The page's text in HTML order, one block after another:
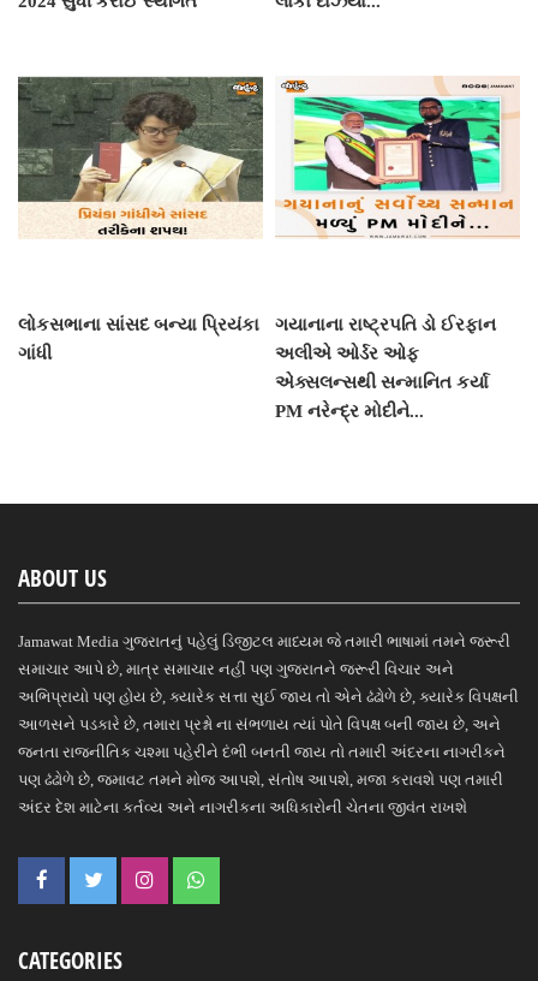
લોકસભાના સાંસદ બન્યા પ્રિયંકા
ગાંધી
ગયાનાના રાષ્ટ્રપતિ ડો ઈરફાન
અલીએ ઓર્ડર ઓફ
એક્સલન્સથી સન્માનિત કર્યા
PM નરેન્દ્ર મોદીને...
ABOUT US
Jamawat Media ગુજરાતનું પહેલું ડિજીટલ માધ્યમ જે તમારી ભાષામાં તમને જરૂરી
સમાચાર આપે છે, માત્ર સમાચાર નહીં પણ ગુજરાતને જરૂરી વિચાર અને
અભિપ્રાયો પણ હોય છે, ક્યારેક સત્તા સુઈ જાય તો એને ઢંઢોળે છે, ક્યારેક વિપક્ષની
આળસને પડકારે છે, તમારા પ્રશ્નો ના સંભળાય ત્યાં પોતે વિપક્ષ બની જાય છે, અને
જનતા રાજનીતિક ચશ્મા પહેરીને દંભી બનતી જાય તો તમારી અંદરના નાગરીકને
પણ ઢંઢોળે છે, જમાવટ તમને મોજ આપશે, સંતોષ આપશે, મજા કરાવશે પણ તમારી
અંદર દેશ માટેના કર્તવ્ય અને નાગરીકના અધિકારોની ચેતના જીવંત રાખશે
CATEGORIES